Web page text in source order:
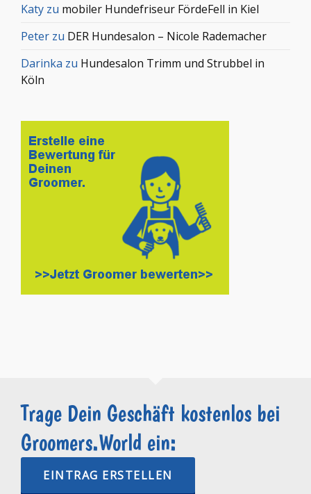
Katy zu mobiler Hundefriseur FördeFell in Kiel
Peter zu DER Hundesalon – Nicole Rademacher
Darinka zu Hundesalon Trimm und Strubbel in
Köln
Trage Dein Geschäft kostenlos bei
Groomers.World ein:
EINTRAG ERSTELLEN